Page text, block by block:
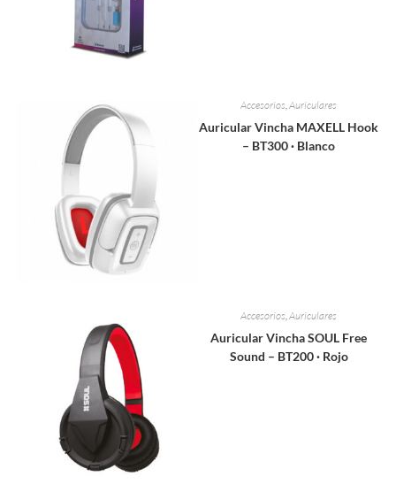
Accesorios,Auriculares
Auricular Vincha MAXELL Hook
– BT300 · Blanco
Accesorios,Auriculares
Auricular Vincha SOUL Free
Sound – BT200 · Rojo